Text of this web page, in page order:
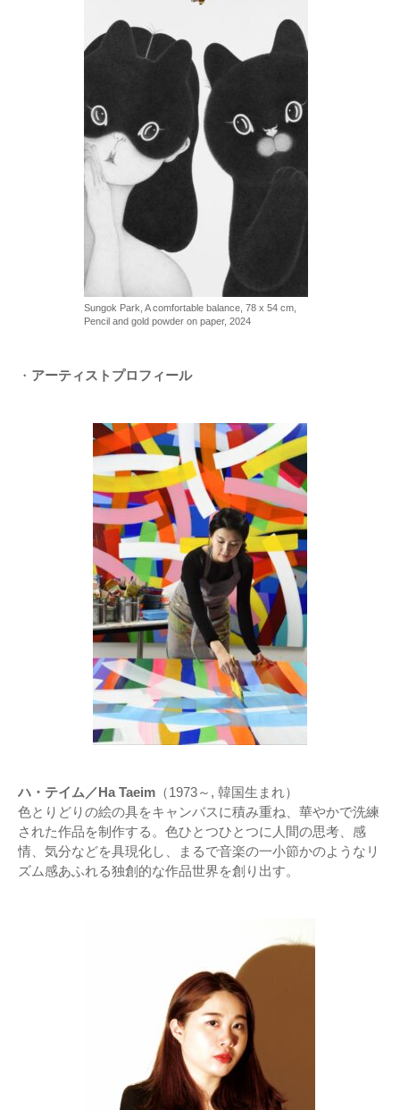
Sungok Park, A comfortable balance, 78 x 54 cm,
Pencil and gold powder on paper, 2024
・ アーティストプロフィール
ハ・テイム／Ha Taeim （1973～, 韓国生まれ）
色とりどりの絵の具をキャンバスに積み重ね、華やかで洗練
された作品を制作する。色ひとつひとつに人間の思考、感
情、気分などを具現化し、まるで音楽の一小節かのようなリ
ズム感あふれる独創的な作品世界を創り出す。